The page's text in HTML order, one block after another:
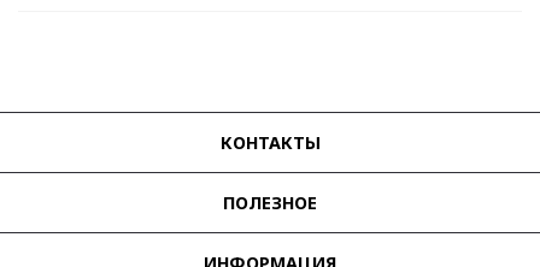
КОНТАКТЫ
ПОЛЕЗНОЕ